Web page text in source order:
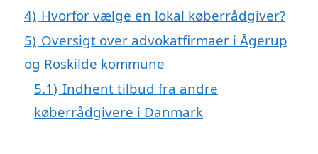
4) Hvorfor vælge en lokal køberrådgiver?
5) Oversigt over advokatfirmaer i Ågerup
og Roskilde kommune
5.1) Indhent tilbud fra andre
køberrådgivere i Danmark